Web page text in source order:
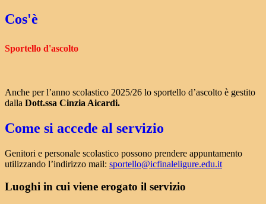
Cos'è
Sportello d'ascolto
Anche per l’anno scolastico 2025/26 lo sportello d’ascolto è gestito
dalla Dott.ssa Cinzia Aicardi.
Come si accede al servizio
Genitori e personale scolastico possono prendere appuntamento
utilizzando l’indirizzo mail: sportello@icfinaleligure.edu.it
Luoghi in cui viene erogato il servizio